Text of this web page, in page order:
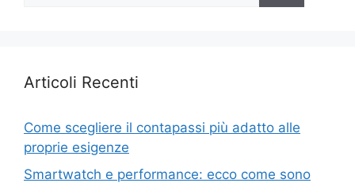
Articoli Recenti
Come scegliere il contapassi più adatto alle
proprie esigenze
Smartwatch e performance: ecco come sono